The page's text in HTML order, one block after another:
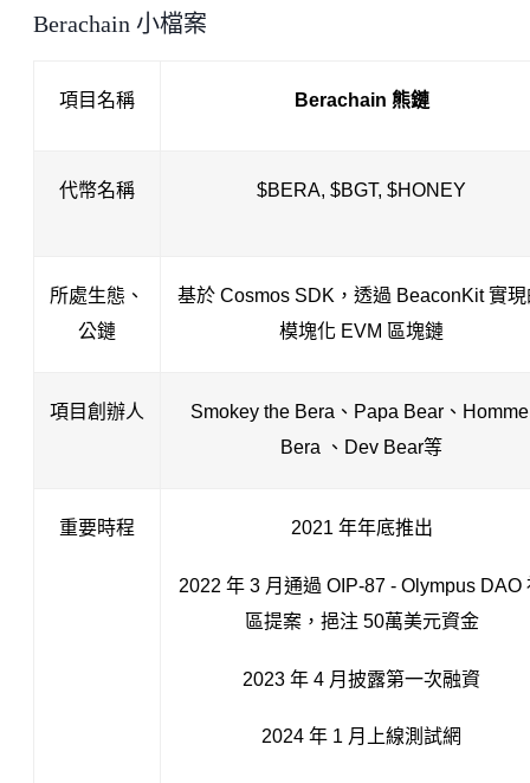
Berachain 小檔案
項目名稱 Berachain 熊鏈
代幣名稱 $BERA, $BGT, $HONEY
所處生態、
公鏈
基於 Cosmos SDK，透過 BeaconKit 實現
模塊化 EVM 區塊鏈
項目創辦人
Smokey the Bera、Papa Bear、Homme
Bera 、Dev Bear等
重要時程 2021 年年底推出
2022 年 3 月通過 OIP-87 - Olympus DAO
區提案，挹注 50萬美元資金
2023 年 4 月披露第一次融資
2024 年 1 月上線測試網